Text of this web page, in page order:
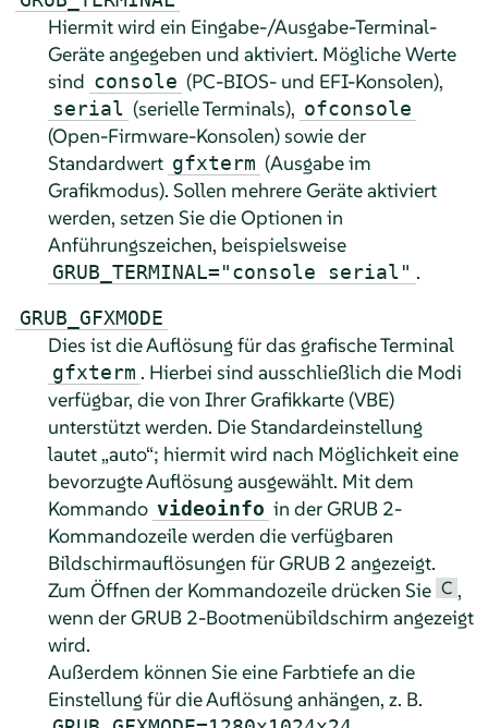
Hiermit wird ein Eingabe-/Ausgabe-Terminal-
Geräte angegeben und aktiviert. Mögliche Werte
sind console (PC-BIOS- und EFI-Konsolen),
serial (serielle Terminals), ofconsole
(Open-Firmware-Konsolen) sowie der
Standardwert gfxterm (Ausgabe im
Grafikmodus). Sollen mehrere Geräte aktiviert
werden, setzen Sie die Optionen in
Anführungszeichen, beispielsweise
GRUB_TERMINAL="console serial" .
GRUB_GFXMODE
Dies ist die Auflösung für das grafische Terminal
gfxterm . Hierbei sind ausschließlich die Modi
verfügbar, die von Ihrer Grafikkarte (VBE)
unterstützt werden. Die Standardeinstellung
lautet „auto“; hiermit wird nach Möglichkeit eine
bevorzugte Auflösung ausgewählt. Mit dem
Kommando videoinfo in der GRUB 2-
Kommandozeile werden die verfügbaren
Bildschirmauflösungen für GRUB 2 angezeigt.
Zum Öffnen der Kommandozeile drücken Sie C ,
wenn der GRUB 2-Bootmenübildschirm angezeigt
wird.
Außerdem können Sie eine Farbtiefe an die
Einstellung für die Auflösung anhängen, z. B.